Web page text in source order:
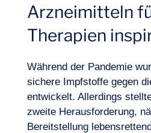
Arzneimitteln
Therapien
Während der Pandemie
sichere Impfstoffe gegen
entwickelt. Allerdings
zweite Herausforderung,
Bereitstellung